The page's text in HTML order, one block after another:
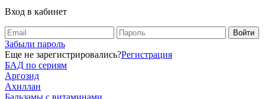
Вход в кабинет
Забыли пароль
Еще не зарегистрировались?Регистрация
БАД по сериям
Аргозид
Ахиллан
Бальзамы с витаминами